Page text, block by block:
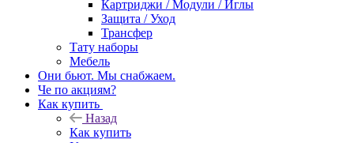
Картриджи / Модули / Иглы
Защита / Уход
Трансфер
Тату наборы
Мебель
Они бьют. Мы снабжаем.
Че по акциям?
Как купить
Назад
Как купить